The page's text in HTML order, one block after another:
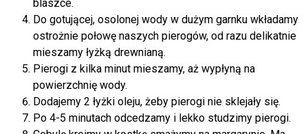
blaszce.
Do gotującej, osolonej wody w dużym garnku wkładamy
ostrożnie połowę naszych pierogów, od razu delikatnie
mieszamy łyżką drewnianą.
Pierogi z kilka minut mieszamy, aż wypłyną na
powierzchnię wody.
Dodajemy 2 łyżki oleju, żeby pierogi nie sklejały się.
Po 4-5 minutach odcedzamy i lekko studzimy pierogi.